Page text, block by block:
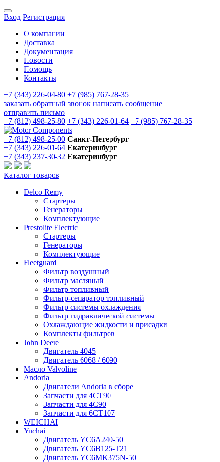
Вход Регистрация
О компании
Доставка
Документация
Новости
Помощь
Контакты
+7 (343) 226-04-80 +7 (985) 767-28-35
заказать обратный звонок написать сообщение
отправить письмо
+7 (812) 498-25-80 +7 (343) 226-01-64 +7 (985) 767-28-35
+7 (812) 498-25-00 Санкт-Петербург
+7 (343) 226-01-64 Екатеринбург
+7 (343) 237-30-32 Екатеринбург
Каталог товаров
Delco Remy
Стартеры
Генераторы
Комплектующие
Prestolite Electric
Стартеры
Генераторы
Комплектующие
Fleetguard
Фильтр воздушный
Фильтр масляный
Фильтр топливный
Фильтр-сепаратор топливный
Фильтр системы охлаждения
Фильтр гидравлической системы
Охлаждающие жидкости и присадки
Комплекты фильтров
John Deere
Двигатель 4045
Двигатель 6068 / 6090
Масло Valvoline
Andoria
Двигатели Andoria в сборе
Запчасти для 4CT90
Запчасти для 4С90
Запчасти для 6CT107
WEICHAI
Yuchai
Двигатель YC6A240-50
Двигатель YC6B125-T21
Двигатель YC6MK375N-50